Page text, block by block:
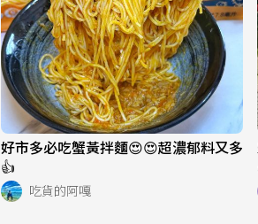
好市多必吃蟹黃拌麵😍😍超濃郁料又多
👍
吃貨的阿嘎